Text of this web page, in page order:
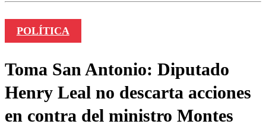
POLÍTICA
Toma San Antonio: Diputado
Henry Leal no descarta acciones
en contra del ministro Montes